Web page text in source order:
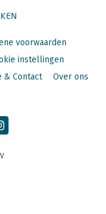
voorwaarden
instellingen
& Contact Over ons